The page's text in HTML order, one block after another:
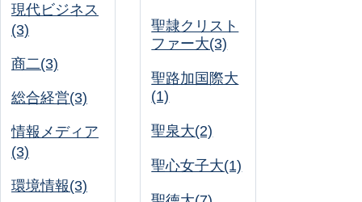
現代ビジネス
(3)
商二(3)
総合経営(3)
情報メディア
(3)
環境情報(3)
聖隷クリスト
ファー大(3)
聖路加国際大
(1)
聖泉大(2)
聖心女子大(1)